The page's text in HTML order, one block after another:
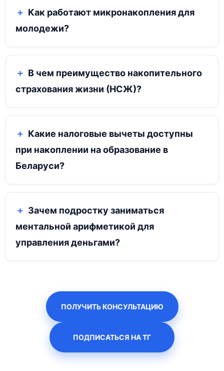
Как работают микронакопления для
молодежи?
В чем преимущество накопительного
страхования жизни (НСЖ)?
Какие налоговые вычеты доступны
при накоплении на образование в
Беларуси?
Зачем подростку заниматься
ментальной арифметикой для
управления деньгами?
ПОЛУЧИТЬ КОНСУЛЬТАЦИЮ
ПОДПИСАТЬСЯ НА ТГ